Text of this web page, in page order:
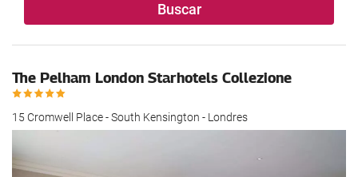
Buscar
The Pelham London Starhotels Collezione
15 Cromwell Place - South Kensington - Londres